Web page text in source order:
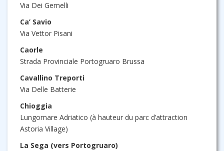
Via Dei Gemelli
Ca’ Savio
Via Vettor Pisani
Caorle
Strada Provinciale Portogruaro Brussa
Cavallino Treporti
Via Delle Batterie
Chioggia
Lungomare Adriatico (à hauteur du parc d’attraction
Astoria Village)
La Sega (vers Portogruaro)